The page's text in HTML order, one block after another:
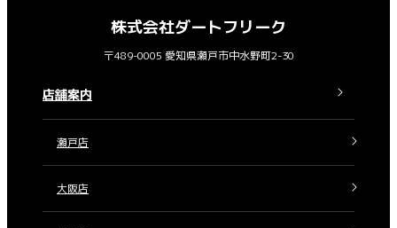
株式会社ダートフリーク
〒489-0005 愛知県瀬戸市中水野町2-30
店舗案内
瀬戸店
大阪店